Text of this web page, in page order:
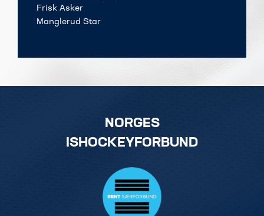
Frisk Asker
Manglerud Star
NORGES
ISHOCKEYFORBUND